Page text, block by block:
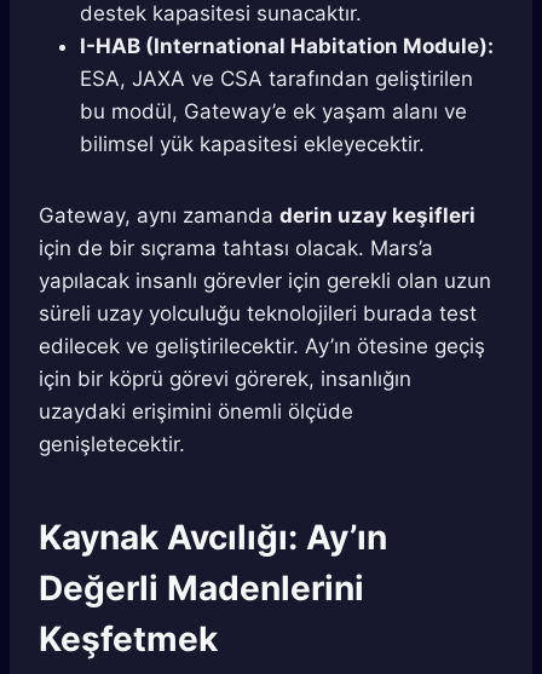
destek kapasitesi sunacaktır.
I-HAB (International Habitation Module):
ESA, JAXA ve CSA tarafından geliştirilen
bu modül, Gateway’e ek yaşam alanı ve
bilimsel yük kapasitesi ekleyecektir.
Gateway, aynı zamanda derin uzay keşifleri
için de bir sıçrama tahtası olacak. Mars’a
yapılacak insanlı görevler için gerekli olan uzun
süreli uzay yolculuğu teknolojileri burada test
edilecek ve geliştirilecektir. Ay’ın ötesine geçiş
için bir köprü görevi görerek, insanlığın
uzaydaki erişimini önemli ölçüde
genişletecektir.
Kaynak Avcılığı: Ay’ın
Değerli Madenlerini
Keşfetmek